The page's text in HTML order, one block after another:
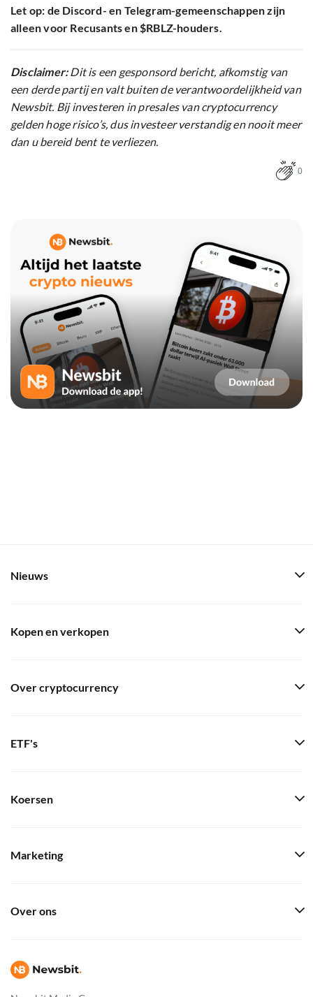
Let op: de Discord- en Telegram-gemeenschappen zijn
alleen voor Recusants en $RBLZ-houders.
Disclaimer:Dit is een gesponsord bericht, afkomstig van
een derde partij en valt buiten de verantwoordelijkheid van
Newsbit. Bij investeren in presales van cryptocurrency
gelden hoge risico’s, dus investeer verstandig en nooit meer
dan u bereid bent te verliezen.
0
Nieuws
Kopen en verkopen
Over cryptocurrency
ETF's
Koersen
Marketing
Over ons